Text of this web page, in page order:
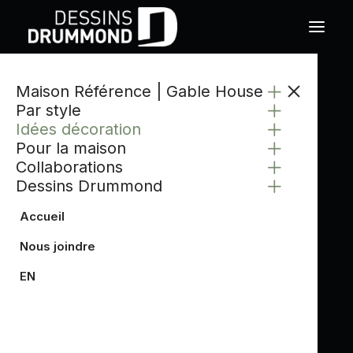
Maison Référence | Gable House
Par style
Idées décoration
Pour la maison
Collaborations
Dessins Drummond
Accueil
Nous joindre
EN